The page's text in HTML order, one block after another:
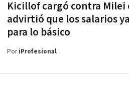
Kicillof cargó contra Milei
advirtió que los salarios
para lo básico
PoriProfesional